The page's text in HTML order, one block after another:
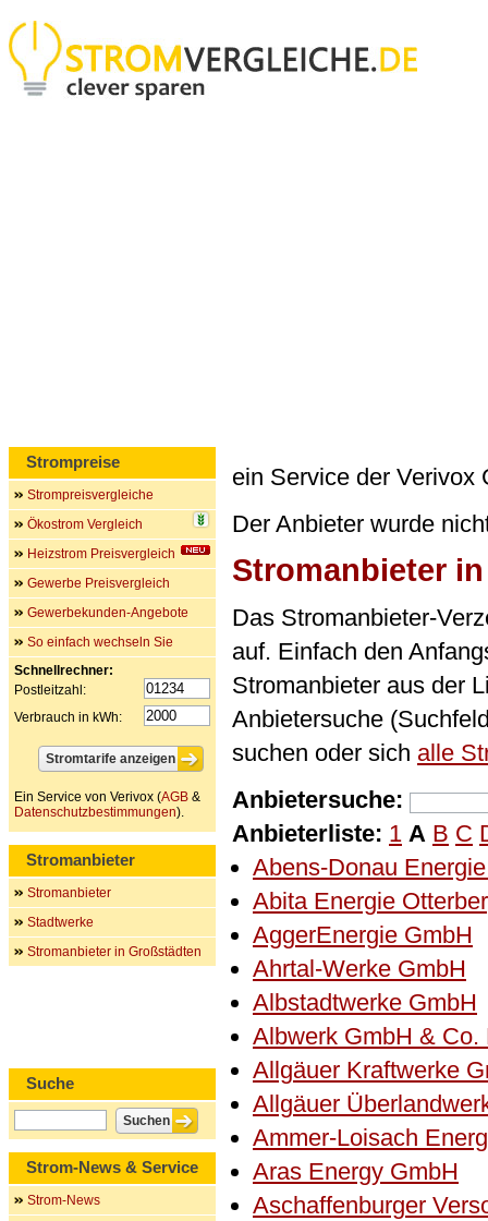
ein Service der Verivox
Der Anbieter wurde
Stromanbieter
Das Stromanbieter-
auf. Einfach den
Stromanbieter aus der
Anbietersuche
suchen oder sich alle
Anbietersuche:
Anbieterliste: 1 A B C
Abens-Donau
Abita Energie
AggerEnergie GmbH
Ahrtal-Werke GmbH
Albstadtwerke GmbH
Albwerk GmbH & Co.
Allgäuer Kraftwerke
Allgäuer
Ammer-Loisach
Aras Energy GmbH
Aschaffenburger
Strompreise
Strompreisvergleiche
Ökostrom Vergleich
Heizstrom Preisvergleich
Gewerbe Preisvergleich
Gewerbekunden-Angebote
So einfach wechseln Sie
Schnellrechner:
Postleitzahl:
Verbrauch in kWh:
Ein Service von Verivox (AGB &
Datenschutzbestimmungen).
Stromanbieter
Stromanbieter
Stadtwerke
Stromanbieter in Großstädten
Suche
Strom-News & Service
Strom-News